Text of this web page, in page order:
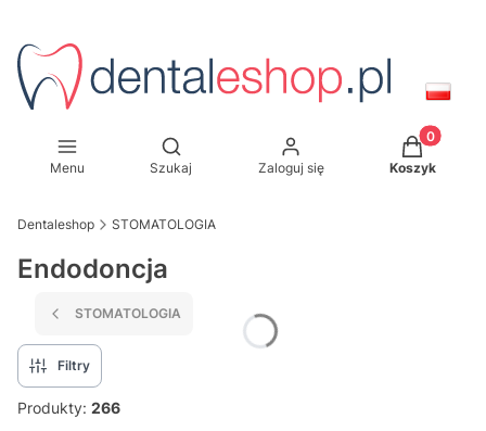
Menu
Otwórz wyszukiwarkę
Szukaj Zaloguj się
Produkty
Koszyk
Dentaleshop STOMATOLOGIA
Endodoncja
STOMATOLOGIA
Filtry
Produkty: 266